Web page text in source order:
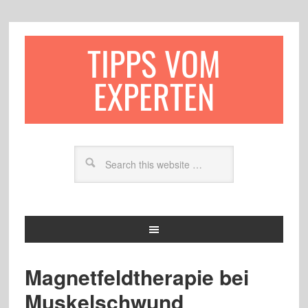
TIPPS VOM
EXPERTEN
Magnetfeldtherapie bei
Muskelschwund